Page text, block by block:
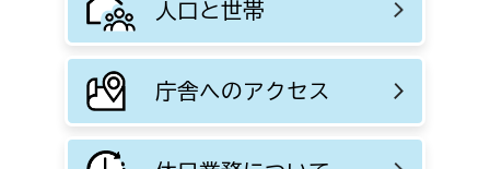
人口と世帯
庁舎へのアクセス